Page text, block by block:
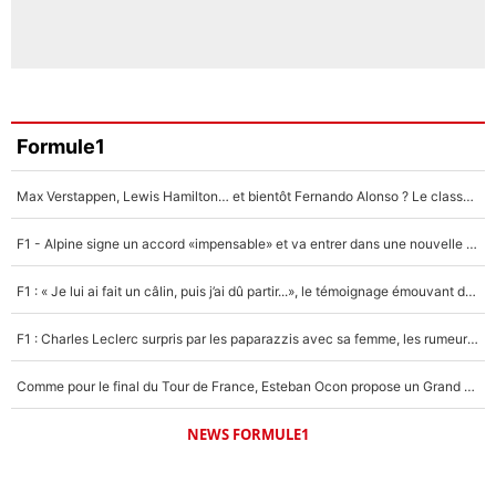
Formule1
Max Verstappen, Lewis Hamilton… et bientôt Fernando Alonso ? Le classement des pilotes les mieux payés en Formule 1 risque de changer !
F1 - Alpine signe un accord «impensable» et va entrer dans une nouvelle dimension : Grande nouvelle pour Pierre Gasly !
F1 : « Je lui ai fait un câlin, puis j’ai dû partir...», le témoignage émouvant de Max Verstappen sur sa fille
F1 : Charles Leclerc surpris par les paparazzis avec sa femme, les rumeurs étaient vraies !
Comme pour le final du Tour de France, Esteban Ocon propose un Grand Prix de Formule 1 à Paris : «Autour de l’Arc de Triomphe, ce serait génial» !
NEWS FORMULE1